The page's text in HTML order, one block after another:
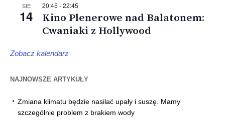
SIE
14
20:45 -22:45
Kino Plenerowe nad Balatonem:
Cwaniaki z Hollywood
Zobacz kalendarz
NAJNOWSZE ARTYKUŁY
Zmiana klimatu będzie nasilać upały i suszę. Mamy
szczególnie problem z brakiem wody